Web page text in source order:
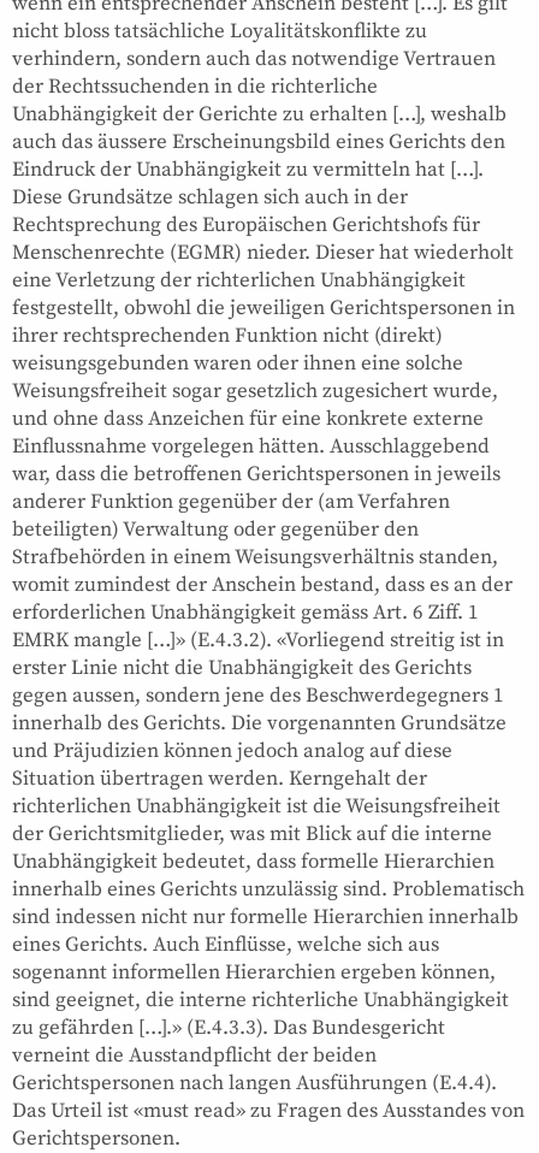
nicht bloss tatsächliche Loyalitätskonflikte zu
verhindern, sondern auch das notwendige Vertrauen
der Rechtssuchenden in die richterliche
Unabhängigkeit der Gerichte zu erhalten […], weshalb
auch das äussere Erscheinungsbild eines Gerichts den
Eindruck der Unabhängigkeit zu vermitteln hat […].
Diese Grundsätze schlagen sich auch in der
Rechtsprechung des Europäischen Gerichtshofs für
Menschenrechte (EGMR) nieder. Dieser hat wiederholt
eine Verletzung der richterlichen Unabhängigkeit
festgestellt, obwohl die jeweiligen Gerichtspersonen in
ihrer rechtsprechenden Funktion nicht (direkt)
weisungsgebunden waren oder ihnen eine solche
Weisungsfreiheit sogar gesetzlich zugesichert wurde,
und ohne dass Anzeichen für eine konkrete externe
Einflussnahme vorgelegen hätten. Ausschlaggebend
war, dass die betroffenen Gerichtspersonen in jeweils
anderer Funktion gegenüber der (am Verfahren
beteiligten) Verwaltung oder gegenüber den
Strafbehörden in einem Weisungsverhältnis standen,
womit zumindest der Anschein bestand, dass es an der
erforderlichen Unabhängigkeit gemäss Art. 6 Ziff. 1
EMRK mangle […]» (E.4.3.2). «Vorliegend streitig ist in
erster Linie nicht die Unabhängigkeit des Gerichts
gegen aussen, sondern jene des Beschwerdegegners 1
innerhalb des Gerichts. Die vorgenannten Grundsätze
und Präjudizien können jedoch analog auf diese
Situation übertragen werden. Kerngehalt der
richterlichen Unabhängigkeit ist die Weisungsfreiheit
der Gerichtsmitglieder, was mit Blick auf die interne
Unabhängigkeit bedeutet, dass formelle Hierarchien
innerhalb eines Gerichts unzulässig sind. Problematisch
sind indessen nicht nur formelle Hierarchien innerhalb
eines Gerichts. Auch Einflüsse, welche sich aus
sogenannt informellen Hierarchien ergeben können,
sind geeignet, die interne richterliche Unabhängigkeit
zu gefährden […].» (E.4.3.3). Das Bundesgericht
verneint die Ausstandpflicht der beiden
Gerichtspersonen nach langen Ausführungen (E.4.4).
Das Urteil ist «must read» zu Fragen des Ausstandes von
Gerichtspersonen.